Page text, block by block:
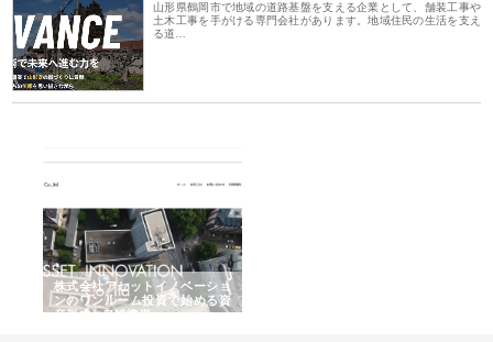
山形県鶴岡市で地域の道路基盤を支える企業として、舗装工事や
土木工事を手がける専門会社があります。地域住民の生活を支え
る道…
株式会社アセットイノベーショ
ンのワンルーム投資で始める資
産形成と老後準備